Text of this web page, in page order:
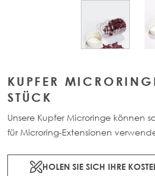
View
KUPFER
STÜCK
Unsere Kupfer Microringe können
für Microring-Extensionen
HOLEN SIE SICH IHRE